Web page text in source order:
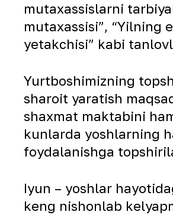
mutaxassislarni
mutaxassisi”, “Yilning
yetakchisi” kabi
Yurtboshimizning
sharoit yaratish
shaxmat maktabini
kunlarda yoshlarning
foydalanishga
Iyun – yoshlar
keng nishonlab